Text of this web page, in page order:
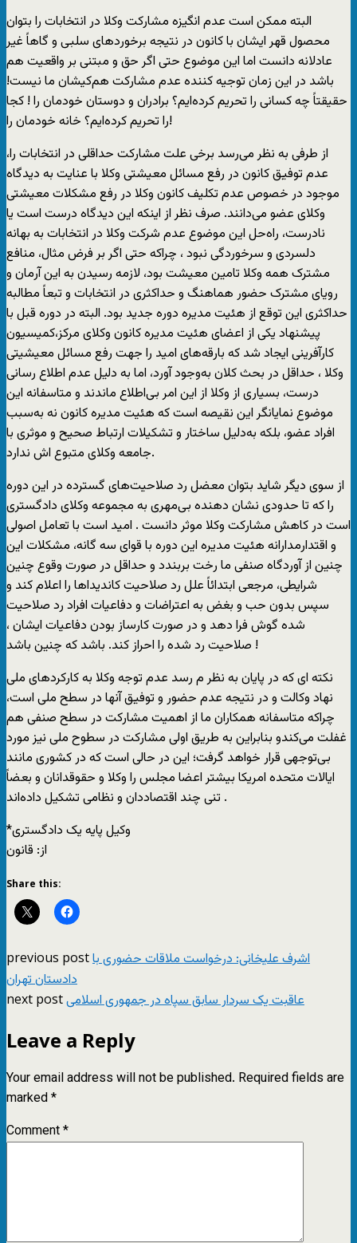
البته ممکن است عدم انگیزه مشارکت وکلا در انتخابات را بتوان
محصول قهر ایشان با کانون در نتیجه برخوردهای سلبی و گاهاً غیر
عادلانه دانست اما این موضوع حتی اگر حق و مبتنی بر واقعیت هم
باشد در این زمان توجیه کننده عدم مشارکت هم‌کیشان ما نیست!
حقیقتاً چه کسانی را تحریم کرده‌ایم؟ برادران و دوستان خودمان را ! کجا
را تحریم کرده‌ایم؟ خانه خودمان را!
از طرفی به نظر می‌رسد برخی علت مشارکت حداقلی در انتخابات را،
عدم توفیق کانون در رفع مسائل معیشتی وکلا با عنایت به دیدگاه
موجود در خصوص عدم تکلیف کانون وکلا در رفع مشکلات معیشتی
وکلای عضو می‌دانند. صرف نظر از اینکه این دیدگاه درست است یا
نادرست، راه‌حل این موضوع عدم شرکت وکلا در انتخابات به بهانه
دلسردی و سرخوردگی نبود ، چراکه حتی اگر بر فرض مثال، منافع
مشترک همه وکلا تامین معیشت بود، لازمه رسیدن به این آرمان و
رویای مشترک حضور هماهنگ و حداکثری در انتخابات و تبعاً مطالبه
حداکثری این توقع از هئیت مدیره دوره جدید بود. البته در دوره قبل با
پیشنهاد یکی از اعضای هئیت مدیره کانون وکلای مرکز،کمیسیون
کارآفرینی ایجاد شد که بارقه‌های امید را جهت رفع مسائل معیشیتی
وکلا ، حداقل در بحث کلان به‌وجود آورد، اما به دلیل عدم اطلاع رسانی
درست، بسیاری از وکلا از این امر بی‌اطلاع ماندند و متاسفانه این
موضوع نمایانگر این نقیصه است که هئیت مدیره کانون نه به‌سبب
افراد عضو، بلکه به‌دلیل ساختار و تشکیلات ارتباط صحیح و موثری با
جامعه وکلای متبوع اش ندارد.
از سوی دیگر شاید بتوان معضل رد صلاحیت‌های گسترده در این دوره
را که تا حدودی نشان دهنده بی‌مهری به مجموعه وکلای دادگستری
است در کاهش مشارکت وکلا موثر دانست . امید است با تعامل اصولی
و اقتدارمدارانه هئیت مدیره این دوره با قوای سه گانه، مشکلات این
چنین از آوردگاه صنفی ما رخت بربندد و حداقل در صورت وقوع چنین
شرایطی، مرجعی ابتدائاً علل رد صلاحیت کاندیداها را اعلام کند و
سپس بدون حب و بغض به اعتراضات و دفاعیات افراد رد صلاحیت
شده گوش فرا دهد و در صورت کارساز بودن دفاعیات ایشان ،
صلاحیت رد شده را احراز کند. باشد که چنین باشد !
نکته ای که در پایان به نظر م‌ رسد عدم توجه وکلا به کارکردهای ملی
نهاد وکالت و در نتیجه عدم حضور و توفیق آنها در سطح ملی است،
چراکه متاسفانه همکاران ما از اهمیت مشارکت در سطح صنفی هم
غفلت می‌کندو بنابراین به طریق اولی مشارکت در سطوح ملی نیز مورد
بی‌توجهی قرار خواهد گرفت؛ این در حالی است که در کشوری مانند
ایالات متحده امریکا بیشتر اعضا مجلس را وکلا و حقوقدانان و بعضاً
تنی چند اقتصاددان و نظامی تشکیل داده‌اند .
*وکیل پایه یک دادگستری
از: قانون
Share this:
previous postاشرف علیخانی: درخواست ملاقات حضوری با
دادستان تهران
next postعاقبت یک سردار سابق سپاه در جمهوری اسلامی
Leave a Reply
Your email address will not be published. Required fields are
marked*
Comment*